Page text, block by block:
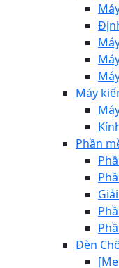
Máy
Phần
Đèn